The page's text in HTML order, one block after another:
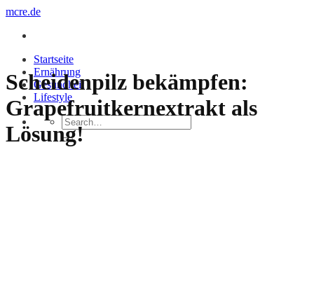
Zum
springen
mcre.de
Startseite
Ernährung
Gesundheit
Lifestyle
Scheidenpilz bekämpfen:
Grapefruitkernextrakt als
Lösung!